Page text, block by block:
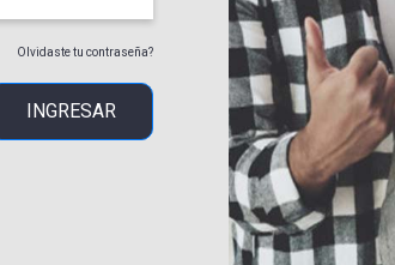
Olvidaste tu contraseña?
INGRESAR